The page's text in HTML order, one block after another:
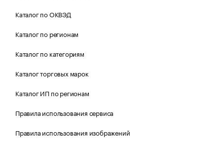
Каталог по ОКВЭД
Каталог по регионам
Каталог по категориям
Каталог торговых марок
Каталог ИП по регионам
Правила использования сервиса
Правила использования изображений